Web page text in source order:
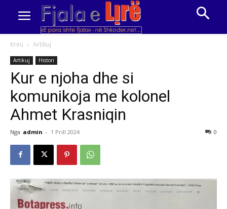
Kreu Artikuj
Artikuj Histori
Kur e njoha dhe si
komunikoja me kolonel
Ahmet Krasniqin
Nga admin - 1 Prill 2024 0